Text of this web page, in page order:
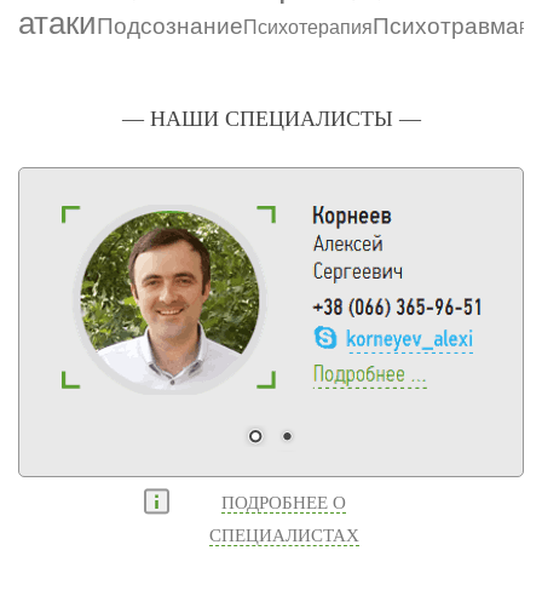
атакиПодсознаниеПсихотерапияПсихотравма
— НАШИ СПЕЦИАЛИСТЫ —
ПОДРОБНЕЕ О
СПЕЦИАЛИСТАХ